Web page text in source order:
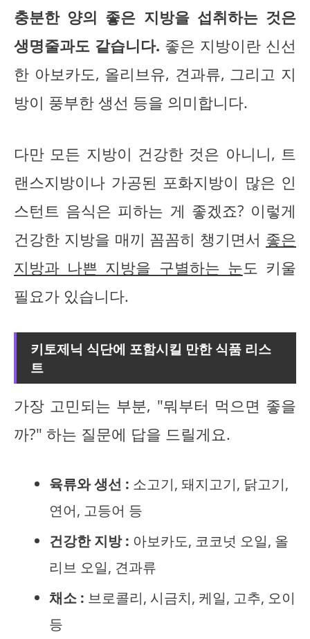
충분한 양의 좋은 지방을 섭취하는 것은
생명줄과도 같습니다. 좋은 지방이란 신선
한 아보카도, 올리브유, 견과류, 그리고 지
방이 풍부한 생선 등을 의미합니다.
다만 모든 지방이 건강한 것은 아니니, 트
랜스지방이나 가공된 포화지방이 많은 인
스턴트 음식은 피하는 게 좋겠죠? 이렇게
건강한 지방을 매끼 꼼꼼히 챙기면서 좋은
지방과 나쁜 지방을 구별하는 눈도 키울
필요가 있습니다.
키토제닉 식단에 포함시킬 만한 식품 리스
트
가장 고민되는 부분, "뭐부터 먹으면 좋을
까?" 하는 질문에 답을 드릴게요.
육류와 생선 : 소고기, 돼지고기, 닭고기,
연어, 고등어 등
건강한 지방 : 아보카도, 코코넛 오일, 올
리브 오일, 견과류
채소 : 브로콜리, 시금치, 케일, 고추, 오이
등